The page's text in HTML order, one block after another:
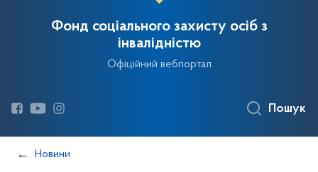
Фонд соціального захисту осіб з
інвалідністю
Офіційний вебпортал
Пошук
Новини